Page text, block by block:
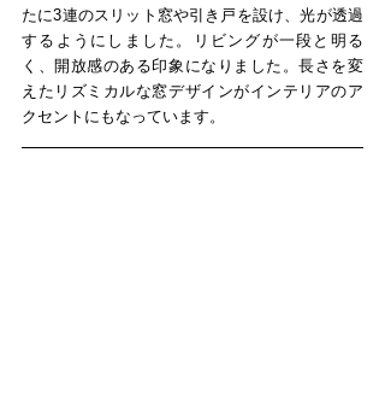
たに3連のスリット窓や引き戸を設け、光が透過
するようにしました。リビングが一段と明る
く、開放感のある印象になりました。長さを変
えたリズミカルな窓デザインがインテリアのア
クセントにもなっています。